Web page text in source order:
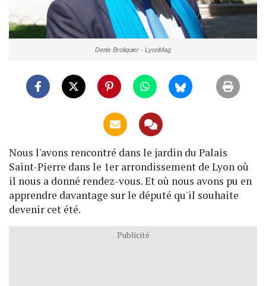
Denis Broliquier - LyonMag
Nous l'avons rencontré dans le jardin du Palais
Saint-Pierre dans le 1er arrondissement de Lyon où
il nous a donné rendez-vous. Et où nous avons pu en
apprendre davantage sur le député qu'il souhaite
devenir cet été.
Publicité